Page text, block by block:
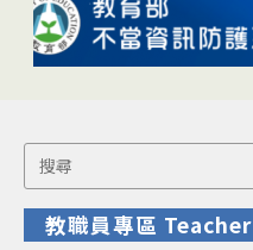
Search
for:
教職員專區 Teacher